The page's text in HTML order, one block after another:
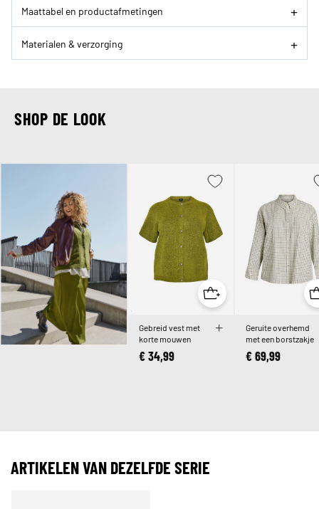
Maattabel en productafmetingen
Materialen & verzorging
SHOP DE LOOK
Gebreid vest met
korte mouwen
€ 34,99
Geruite overhemd
met een borstzakje
€ 69,99
ARTIKELEN VAN DEZELFDE SERIE